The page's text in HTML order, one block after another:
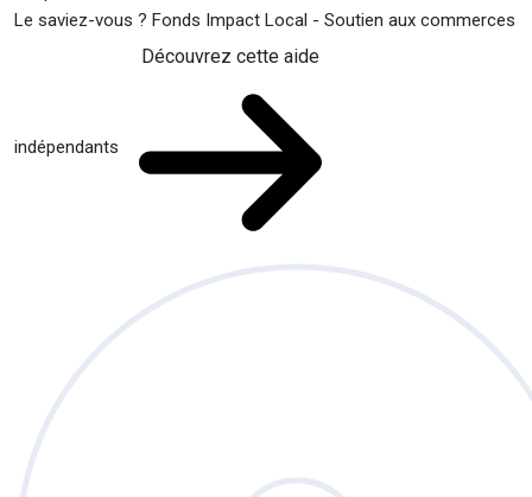
Le saviez-vous ? Fonds Impact Local - Soutien aux commerces
indépendants
Découvrez cette aide